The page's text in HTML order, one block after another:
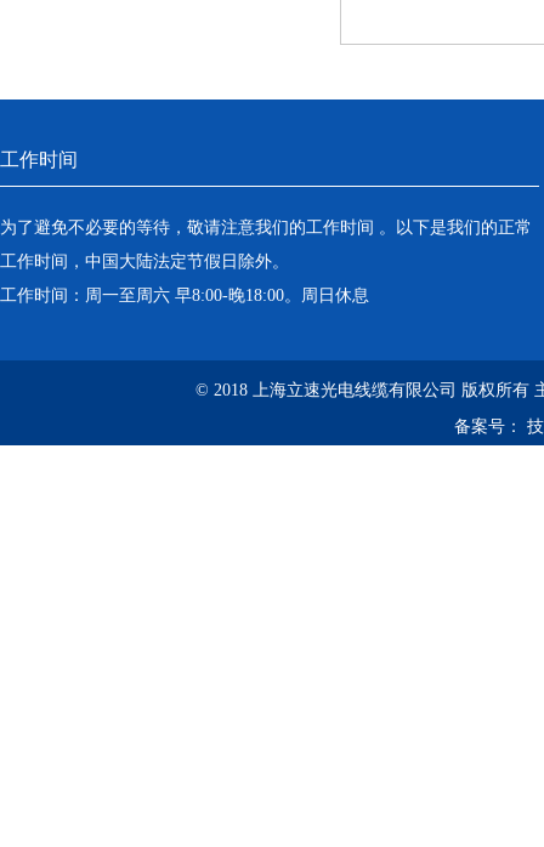
工作时间
为了避免不必要的等待，敬请注意我们的工作时间 。以下是我们的正常
工作时间，中国大陆法定节假日除外。
工作时间：周一至周六 早8:00-晚18:00。周日休息
© 2018 上海立速光电线缆有限公司 版权所有
备案号：